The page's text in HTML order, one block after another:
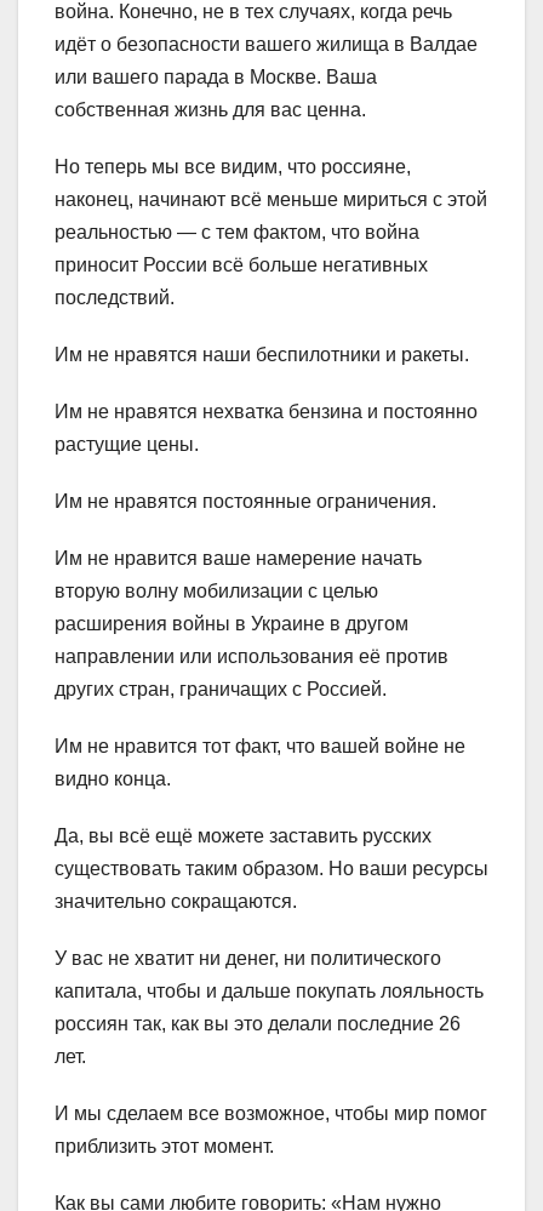
война. Конечно, не в тех случаях, когда речь
идёт о безопасности вашего жилища в Валдае
или вашего парада в Москве. Ваша
собственная жизнь для вас ценна.
Но теперь мы все видим, что россияне,
наконец, начинают всё меньше мириться с этой
реальностью — с тем фактом, что война
приносит России всё больше негативных
последствий.
Им не нравятся наши беспилотники и ракеты.
Им не нравятся нехватка бензина и постоянно
растущие цены.
Им не нравятся постоянные ограничения.
Им не нравится ваше намерение начать
вторую волну мобилизации с целью
расширения войны в Украине в другом
направлении или использования её против
других стран, граничащих с Россией.
Им не нравится тот факт, что вашей войне не
видно конца.
Да, вы всё ещё можете заставить русских
существовать таким образом. Но ваши ресурсы
значительно сокращаются.
У вас не хватит ни денег, ни политического
капитала, чтобы и дальше покупать лояльность
россиян так, как вы это делали последние 26
лет.
И мы сделаем все возможное, чтобы мир помог
приблизить этот момент.
Как вы сами любите говорить: «Нам нужно